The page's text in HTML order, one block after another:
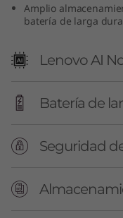
n
Amplio
batería de larga
Lenovo AI
Batería de
Seguridad